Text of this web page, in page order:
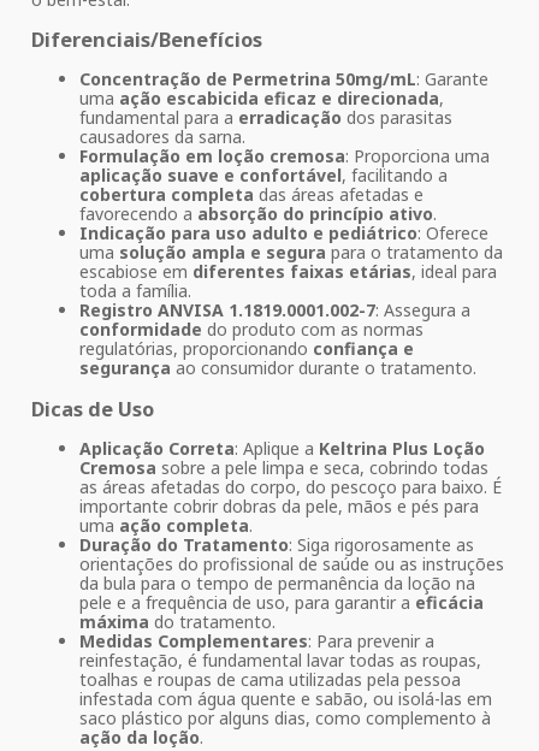
Diferenciais/Benefícios
Concentração de Permetrina 50mg/mL: Garante
uma ação escabicida eficaz e direcionada,
fundamental para a erradicação dos parasitas
causadores da sarna.
Formulação em loção cremosa: Proporciona uma
aplicação suave e confortável, facilitando a
cobertura completa das áreas afetadas e
favorecendo a absorção do princípio ativo.
Indicação para uso adulto e pediátrico: Oferece
uma solução ampla e segura para o tratamento da
escabiose em diferentes faixas etárias, ideal para
toda a família.
Registro ANVISA 1.1819.0001.002-7: Assegura a
conformidade do produto com as normas
regulatórias, proporcionando confiança e
segurança ao consumidor durante o tratamento.
Dicas de Uso
Aplicação Correta: Aplique a Keltrina Plus Loção
Cremosa sobre a pele limpa e seca, cobrindo todas
as áreas afetadas do corpo, do pescoço para baixo. É
importante cobrir dobras da pele, mãos e pés para
uma ação completa.
Duração do Tratamento: Siga rigorosamente as
orientações do profissional de saúde ou as instruções
da bula para o tempo de permanência da loção na
pele e a frequência de uso, para garantir a eficácia
máxima do tratamento.
Medidas Complementares: Para prevenir a
reinfestação, é fundamental lavar todas as roupas,
toalhas e roupas de cama utilizadas pela pessoa
infestada com água quente e sabão, ou isolá-las em
saco plástico por alguns dias, como complemento à
ação da loção.